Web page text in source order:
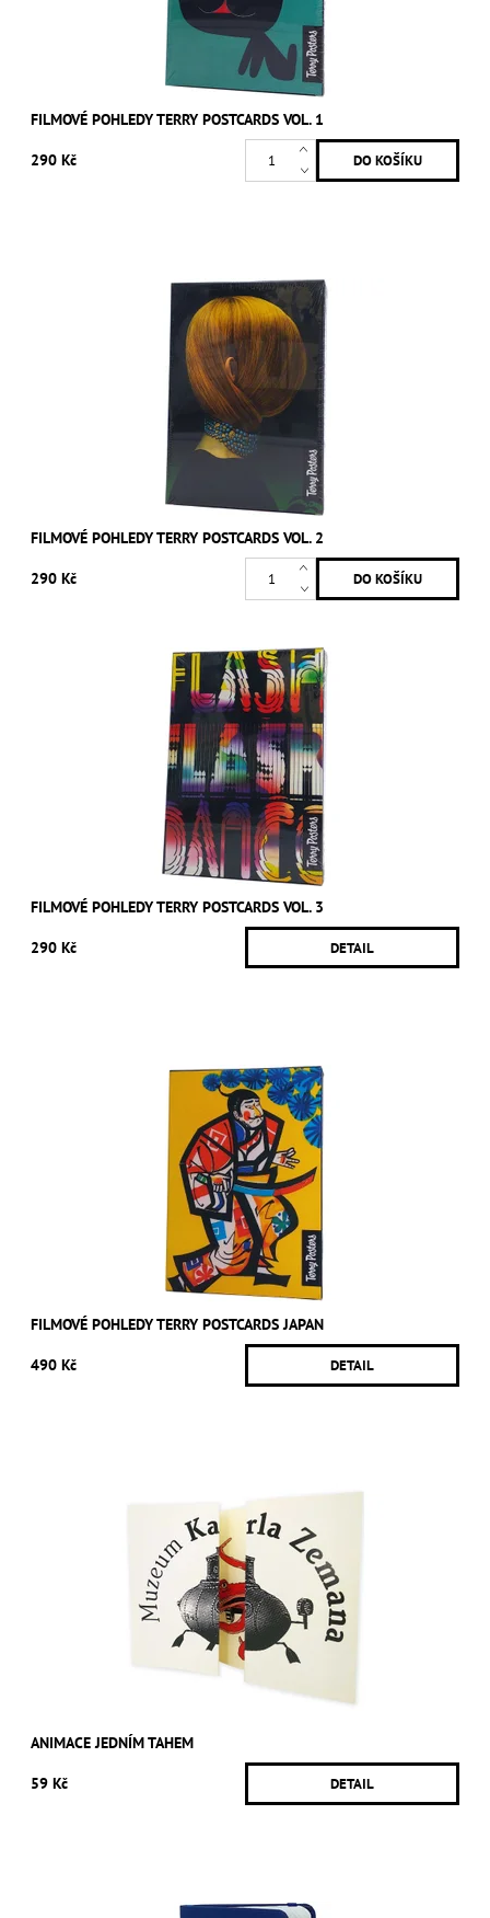
FILMOVÉ POHLEDY TERRY POSTCARDS VOL. 1
290 Kč
FILMOVÉ POHLEDY TERRY POSTCARDS VOL. 2
290 Kč
FILMOVÉ POHLEDY TERRY POSTCARDS VOL. 3
290 Kč DETAIL
FILMOVÉ POHLEDY TERRY POSTCARDS JAPAN
490 Kč DETAIL
ANIMACE JEDNÍM TAHEM
59 Kč DETAIL